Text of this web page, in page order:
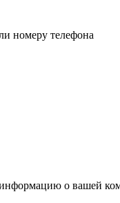
номеру телефона
о вашей